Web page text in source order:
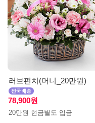
러브펀치(머니_20만원)
78,900원
20만원 현금별도 입금